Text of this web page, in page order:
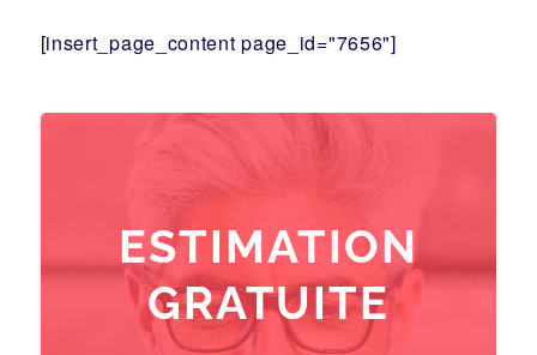
[insert_page_content page_id="7656"]
ESTIMATION
GRATUITE